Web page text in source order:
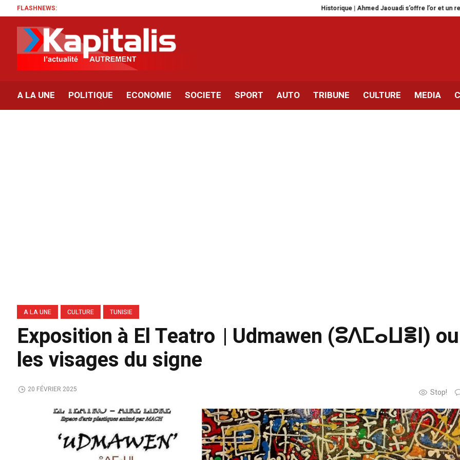
FLASHNEWS: Historique | Ahmed Jaouadi s’offre l’or et un record du
A LA UNE POLITIQUE ECONOMIE SOCIETE SPORT AUTO TRIBUNE CULTURE MEDIA
A LA UNE CULTURE TUNISIE
Exposition à El Teatro | Udmawen (ⵓⴷⵎⴰⵡⴻⵏ) ou
les visages du signe
Stop!
20 FÉVRIER 2025